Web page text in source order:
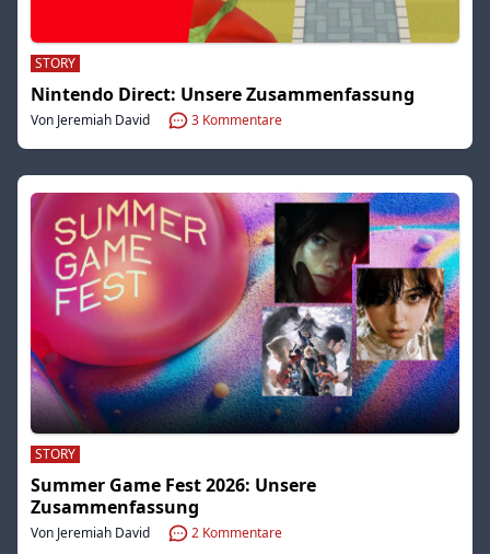
STORY
Nintendo Direct: Unsere Zusammenfassung
Von Jeremiah David 3 Kommentare
STORY
Summer Game Fest 2026: Unsere
Zusammenfassung
Von Jeremiah David 2 Kommentare